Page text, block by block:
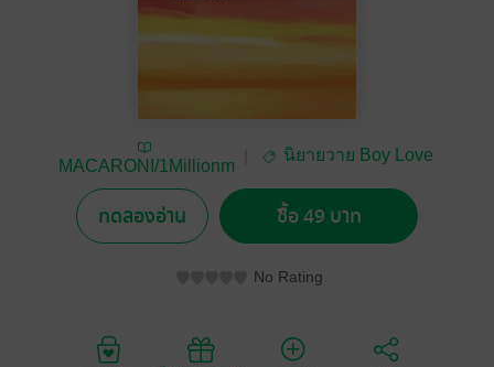
MACARONI/1Millionm
ilesaway
นิยายวาย Boy Love
ทดลองอ่าน ซื้อ 49 บาท
No Rating